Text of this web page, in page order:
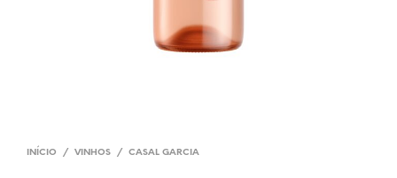
INÍCIO / VINHOS / CASAL GARCIA